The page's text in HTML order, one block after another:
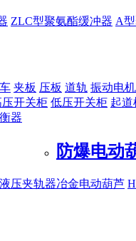
ZLC型聚氨酯缓冲器 A
夹板 压板 道轨 振动电机
压开关柜 低压开关柜 起道
器
液压夹轨器
防爆电动
冶金电动葫芦